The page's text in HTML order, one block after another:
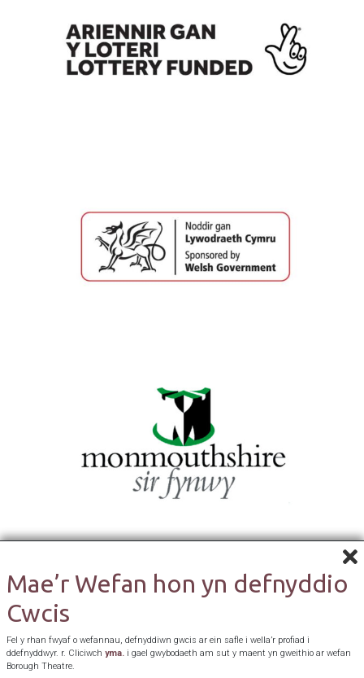
Mae’r Wefan hon yn defnyddio
Cwcis
Fel y rhan fwyaf o wefannau, defnyddiwn gwcis ar ein safle i wella’r profiad i
ddefnyddwyr. r. Cliciwch yma. i gael gwybodaeth am sut y maent yn gweithio ar wefan
Borough Theatre.